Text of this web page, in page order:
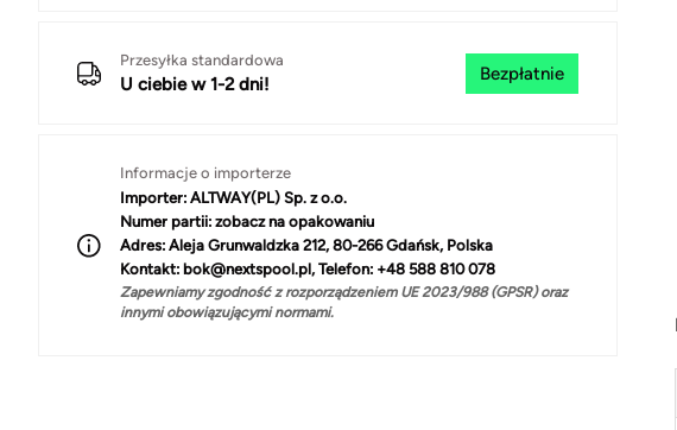
Przesyłka standardowa
U ciebie w 1-2 dni!
Bezpłatnie
Informacje o importerze
Importer: ALTWAY(PL) Sp. z o.o.
Numer partii: zobacz na opakowaniu
Adres: Aleja Grunwaldzka 212, 80-266 Gdańsk, Polska
Kontakt: bok@nextspool.pl, Telefon: +48 588 810 078
Zapewniamy zgodność z rozporządzeniem UE 2023/988 (GPSR) oraz
innymi obowiązującymi normami.